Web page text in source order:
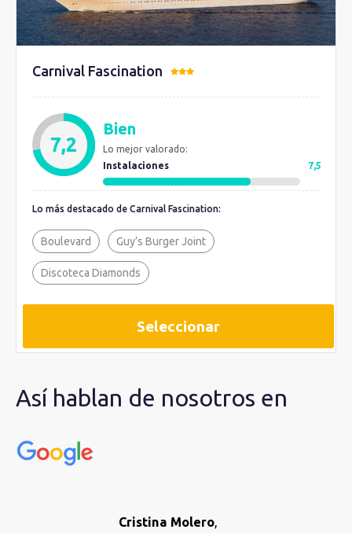
Carnival Fascination
7,2
Bien
Lo mejor valorado:
Instalaciones
7,5
Lo más destacado de Carnival Fascination:
Boulevard Guy’s Burger Joint
Discoteca Diamonds
Seleccionar
Así hablan de nosotros en
Cristina Molero,